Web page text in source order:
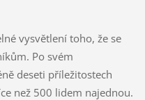
vysvětlení toho, že se
Po svém
deseti příležitostech
než 500 lidem najednou.